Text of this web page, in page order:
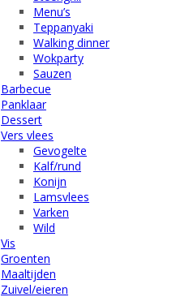
Menu’s
Teppanyaki
Walking dinner
Wokparty
Sauzen
Barbecue
Panklaar
Dessert
Vers vlees
Gevogelte
Kalf/rund
Konijn
Lamsvlees
Varken
Wild
Vis
Groenten
Maaltijden
Zuivel/eieren